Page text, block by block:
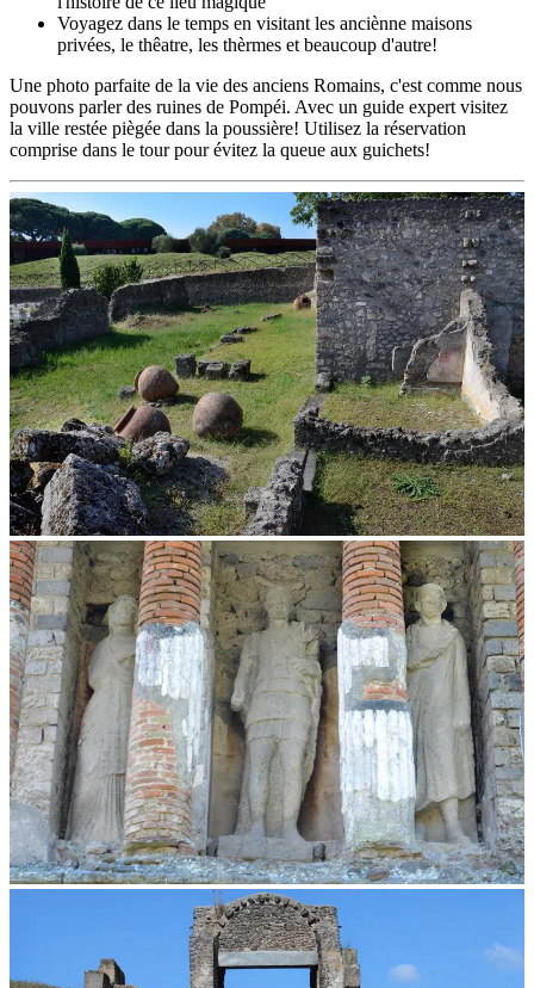
Voyagez dans le temps en visitant les anciènne maisons
privées, le thêatre, les thèrmes et beaucoup d'autre!
Une photo parfaite de la vie des anciens Romains, c'est comme nous
pouvons parler des ruines de Pompéi. Avec un guide expert visitez
la ville restée piègée dans la poussière! Utilisez la réservation
comprise dans le tour pour évitez la queue aux guichets!